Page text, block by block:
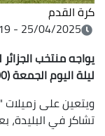
كرة القدم
25/04/2025 - 10:19
ليلة اليوم الجمعة (20.00 سا)، نظيره النيجيري.
ويتعين على
تشاكر في البليدة،